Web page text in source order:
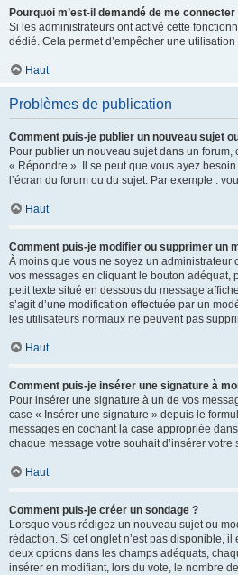
Pourquoi m’est-il demandé de me
Si les administrateurs ont activé cette
dédié. Cela permet d’empêcher une
Haut
Problèmes de publication
Comment puis-je publier un nouveau sujet
Pour publier un nouveau sujet dans un
« Répondre ». Il se peut que vous ayez
l’écran du forum ou du sujet. Par exemple :
Haut
Comment puis-je modifier ou supprimer un
À moins que vous ne soyez un
vos messages en cliquant le bouton adéquat,
petit texte situé en dessous du message
s’agit d’une modification effectuée par un
les utilisateurs normaux ne peuvent pas
Haut
Comment puis-je insérer une signature à
Pour insérer une signature à un de vos
case « Insérer une signature » depuis le
messages en cochant la case appropriée
chaque message votre souhait d’insérer votre
Haut
Comment puis-je créer un sondage ?
Lorsque vous rédigez un nouveau sujet ou
rédaction. Si cet onglet n’est pas disponible,
deux options dans les champs adéquats,
insérer en modifiant, lors du vote, le nombre